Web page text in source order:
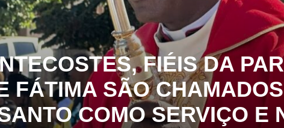
FIÉIS DA
FÁTIMA SÃO
COMO SERVIÇO E